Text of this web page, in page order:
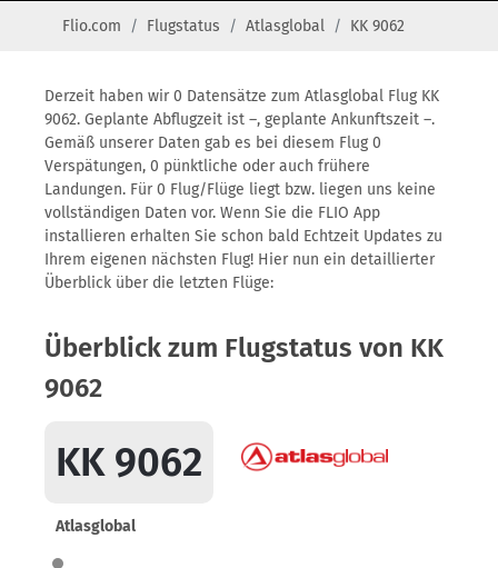
Flio.com Flugstatus Atlasglobal KK 9062
Derzeit haben wir 0 Datensätze zum Atlasglobal Flug KK
9062. Geplante Abflugzeit ist –, geplante Ankunftszeit –.
Gemäß unserer Daten gab es bei diesem Flug 0
Verspätungen, 0 pünktliche oder auch frühere
Landungen. Für 0 Flug/Flüge liegt bzw. liegen uns keine
vollständigen Daten vor. Wenn Sie die FLIO App
installieren erhalten Sie schon bald Echtzeit Updates zu
Ihrem eigenen nächsten Flug! Hier nun ein detaillierter
Überblick über die letzten Flüge:
Überblick zum Flugstatus von KK
9062
KK 9062
Atlasglobal